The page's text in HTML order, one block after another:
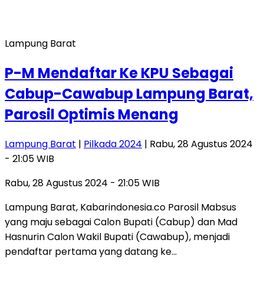
Lampung Barat
P-M Mendaftar Ke KPU Sebagai
Cabup-Cawabup Lampung Barat,
Parosil Optimis Menang
Lampung Barat | Pilkada 2024 | Rabu, 28 Agustus 2024
- 21:05 WIB
Rabu, 28 Agustus 2024 - 21:05 WIB
Lampung Barat, Kabarindonesia.co Parosil Mabsus
yang maju sebagai Calon Bupati (Cabup) dan Mad
Hasnurin Calon Wakil Bupati (Cawabup), menjadi
pendaftar pertama yang datang ke…